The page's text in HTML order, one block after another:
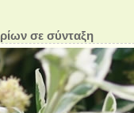
σε σύνταξη